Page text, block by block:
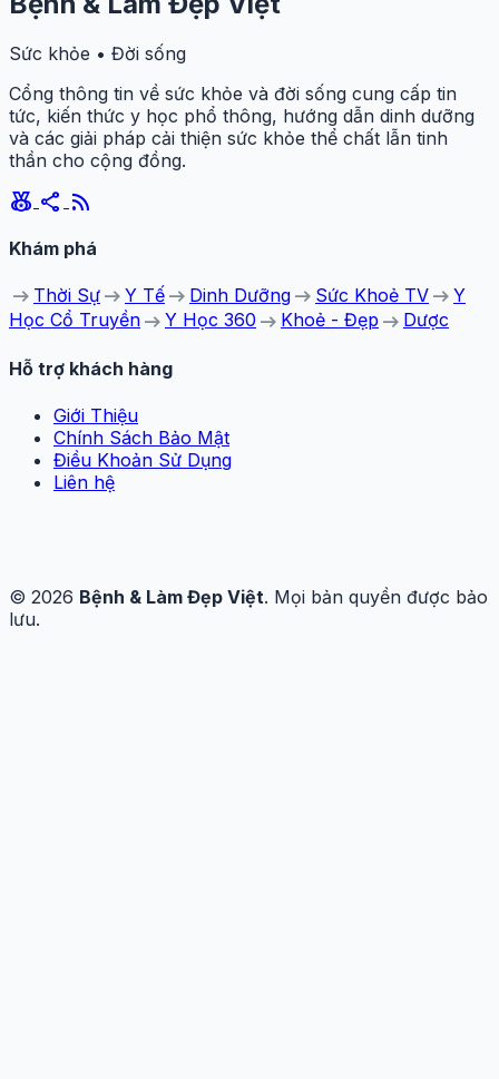
Sức khỏe • Đời sống
Cổng thông tin về sức khỏe và đời sống cung cấp tin
tức, kiến thức y học phổ thông, hướng dẫn dinh dưỡng
và các giải pháp cải thiện sức khỏe thể chất lẫn tinh
thần cho cộng đồng.
social_leaderboard share rss_feed
Khám phá
arrow_right_alt Thời Sự arrow_right_alt Y Tế arrow_right_alt Dinh Dưỡng arrow_right_alt Sức Khoẻ TV arrow_right_alt Y
Học Cổ Truyền arrow_right_alt Y Học 360 arrow_right_alt Khoẻ - Đẹp arrow_right_alt Dược
Hỗ trợ khách hàng
Giới Thiệu
Chính Sách Bảo Mật
Điều Khoản Sử Dụng
Liên hệ
© 2026 Bệnh & Làm Đẹp Việt. Mọi bản quyền được bảo
lưu.